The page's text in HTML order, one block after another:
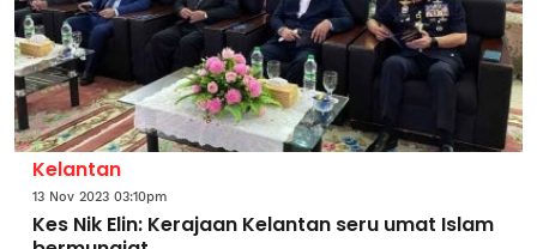
Kelantan
13 Nov 2023 03:10pm
Kes Nik Elin: Kerajaan Kelantan seru umat Islam